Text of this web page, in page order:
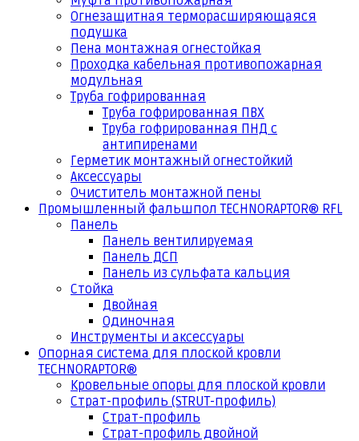
Огнезащитная терморасширяющаяся
подушка
Пена монтажная огнестойкая
Проходка кабельная противопожарная
модульная
Труба гофрированная
Труба гофрированная ПВХ
Труба гофрированная ПНД с
антипиренами
Герметик монтажный огнестойкий
Аксессуары
Очиститель монтажной пены
Промышленный фальшпол TECHNORAPTOR® RFL
Панель
Панель вентилируемая
Панель ДСП
Панель из сульфата кальция
Стойка
Двойная
Одиночная
Инструменты и аксессуары
Опорная система для плоской кровли
TECHNORAPTOR®
Кровельные опоры для плоской кровли
Страт-профиль (STRUT-профиль)
Страт-профиль
Страт-профиль двойной